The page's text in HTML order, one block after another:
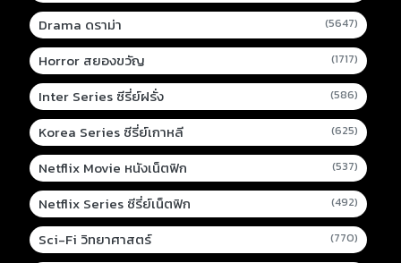
Drama ดราม่า (5647)
Horror สยองขวัญ (1717)
Inter Series ซีรี่ย์ฝรั่ง (586)
Korea Series ซีรี่ย์เกาหลี (625)
Netflix Movie หนังเน็ตฟิก (537)
Netflix Series ซีรี่ย์เน็ตฟิก (492)
Sci-Fi วิทยาศาสตร์ (770)